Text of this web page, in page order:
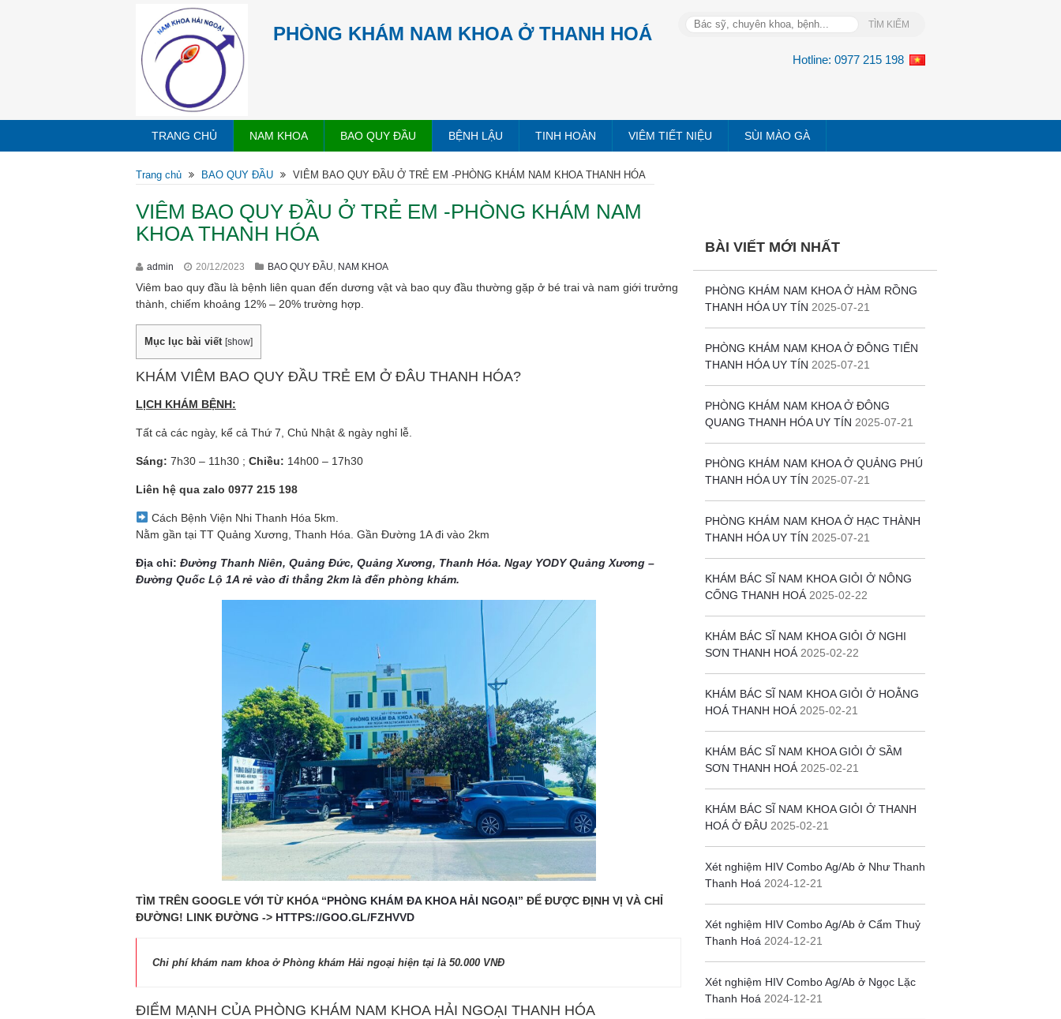
PHÒNG KHÁM NAM KHOA Ở THANH HOÁ
Hotline: 0977 215 198
TRANG CHỦ NAM KHOA BAO QUY ĐẦU BỆNH LẬU TINH HOÀN VIÊM TIẾT NIỆU SÙI MÀO GÀ
Trang chủ BAO QUY ĐẦU VIÊM BAO QUY ĐẦU Ở TRẺ EM -PHÒNG KHÁM NAM KHOA THANH HÓA
VIÊM BAO QUY ĐẦU Ở TRẺ EM -PHÒNG KHÁM NAM
KHOA THANH HÓA
admin 20/12/2023 BAO QUY ĐẦU NAM KHOA
Viêm bao quy đầu là bệnh liên quan đến dương vật và bao quy đầu thường gặp ở bé trai và nam giới trưởng
thành, chiếm khoảng 12% – 20% trường hợp.
Mục lục bài viết [show]
KHÁM VIÊM BAO QUY ĐẦU TRẺ EM Ở ĐÂU THANH HÓA?
LỊCH KHÁM BỆNH:
Tất cả các ngày, kể cả Thứ 7, Chủ Nhật & ngày nghỉ lễ.
Sáng: 7h30 – 11h30 ; Chiều: 14h00 – 17h30
Liên hệ qua zalo 0977 215 198
Cách Bệnh Viện Nhi Thanh Hóa 5km.
Nằm gần tại TT Quảng Xương, Thanh Hóa. Gần Đường 1A đi vào 2km
Địa chỉ: Đường Thanh Niên, Quảng Đức, Quảng Xương, Thanh Hóa. Ngay YODY Quảng Xương –
Đường Quốc Lộ 1A rẻ vào đi thẳng 2km là đến phòng khám.
TÌM TRÊN GOOGLE VỚI TỪ KHÓA “PHÒNG KHÁM ĐA KHOA HẢI NGOẠI” ĐỂ ĐƯỢC ĐỊNH VỊ VÀ CHỈ
ĐƯỜNG! LINK ĐƯỜNG -> HTTPS://GOO.GL/FZHVVD
Chi phí khám nam khoa ở Phòng khám Hải ngoại hiện tại là 50.000 VNĐ
ĐIỂM MẠNH CỦA PHÒNG KHÁM NAM KHOA HẢI NGOẠI THANH HÓA
BÀI VIẾT MỚI NHẤT
PHÒNG KHÁM NAM KHOA Ở HÀM RỒNG
THANH HÓA UY TÍN 2025-07-21
PHÒNG KHÁM NAM KHOA Ở ĐÔNG TIẾN
THANH HÓA UY TÍN 2025-07-21
PHÒNG KHÁM NAM KHOA Ở ĐÔNG
QUANG THANH HÓA UY TÍN 2025-07-21
PHÒNG KHÁM NAM KHOA Ở QUẢNG PHÚ
THANH HÓA UY TÍN 2025-07-21
PHÒNG KHÁM NAM KHOA Ở HẠC THÀNH
THANH HÓA UY TÍN 2025-07-21
KHÁM BÁC SĨ NAM KHOA GIỎI Ở NÔNG
CỐNG THANH HOÁ 2025-02-22
KHÁM BÁC SĨ NAM KHOA GIỎI Ở NGHI
SƠN THANH HOÁ 2025-02-22
KHÁM BÁC SĨ NAM KHOA GIỎI Ở HOẰNG
HOÁ THANH HOÁ 2025-02-21
KHÁM BÁC SĨ NAM KHOA GIỎI Ở SẦM
SƠN THANH HOÁ 2025-02-21
KHÁM BÁC SĨ NAM KHOA GIỎI Ở THANH
HOÁ Ở ĐÂU 2025-02-21
Xét nghiệm HIV Combo Ag/Ab ở Như Thanh
Thanh Hoá 2024-12-21
Xét nghiệm HIV Combo Ag/Ab ở Cẩm Thuỷ
Thanh Hoá 2024-12-21
Xét nghiệm HIV Combo Ag/Ab ở Ngọc Lặc
Thanh Hoá 2024-12-21